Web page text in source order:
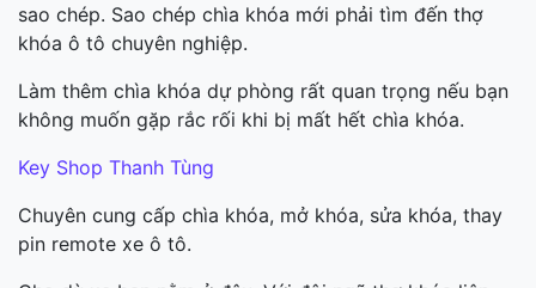
sao chép. Sao chép chìa khóa mới phải tìm đến thợ
khóa ô tô chuyên nghiệp.
Làm thêm chìa khóa dự phòng rất quan trọng nếu bạn
không muốn gặp rắc rối khi bị mất hết chìa khóa.
Key Shop Thanh Tùng
Chuyên cung cấp chìa khóa, mở khóa, sửa khóa, thay
pin remote xe ô tô.